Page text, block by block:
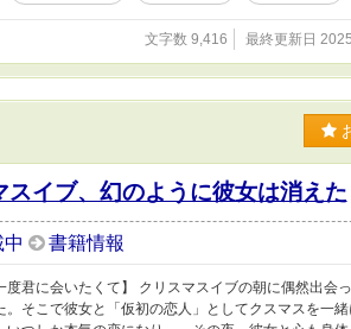
文字数 9,416 最終更新日
イブ、幻のように彼女は消えた
書籍情報
度君に会いたくて】 クリスマスイブの朝に偶然出会
。そこで彼女と「仮初の恋人」としてクスマスを一